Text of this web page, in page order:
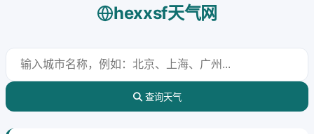
hexxsf天气网
查询天气